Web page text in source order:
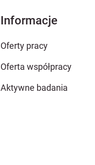
Informacje
Oferty pracy
Oferta współpracy
Aktywne badania